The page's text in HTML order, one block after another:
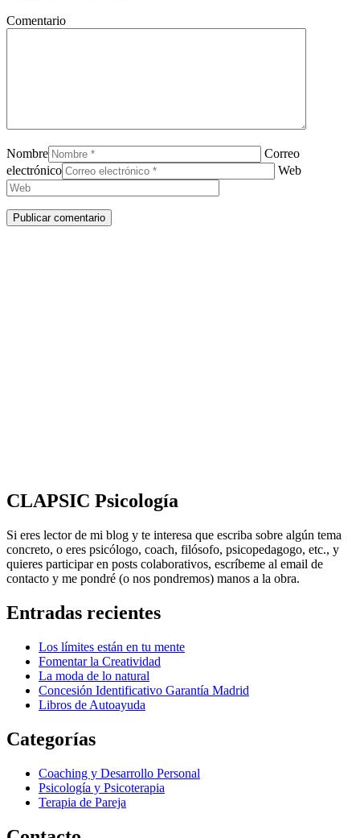
Comentario
Nombre
Correo
electrónico
Web
CLAPSIC Psicología
Si eres lector de mi blog y te interesa que escriba sobre algún tema
concreto, o eres psicólogo, coach, filósofo, psicopedagogo, etc., y
quieres participar en posts colaborativos, escríbeme al email de
contacto y me pondré (o nos pondremos) manos a la obra.
Entradas recientes
Los límites están en tu mente
Fomentar la Creatividad
La moda de lo natural
Concesión Identificativo Garantía Madrid
Libros de Autoayuda
Categorías
Coaching y Desarrollo Personal
Psicología y Psicoterapia
Terapia de Pareja